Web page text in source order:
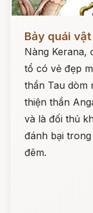
Bảy quái
Nàng Kerana,
tổ có vẻ đẹp
thần Tau dòm
thiện thần
và là đối thủ
đánh bại
đêm.